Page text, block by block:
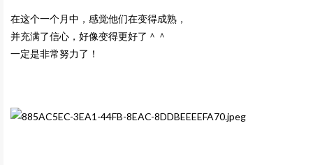
在这个一个月中，感觉他们在变得成熟，
并充满了信心，好像变得更好了＾＾
一定是非常努力了！